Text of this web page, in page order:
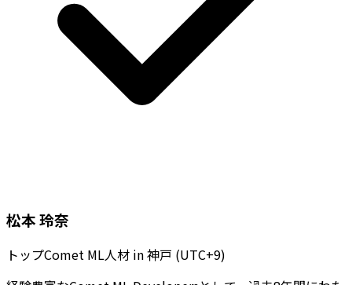
松本 玲奈
トップComet ML人材 in神戸 (UTC+9)